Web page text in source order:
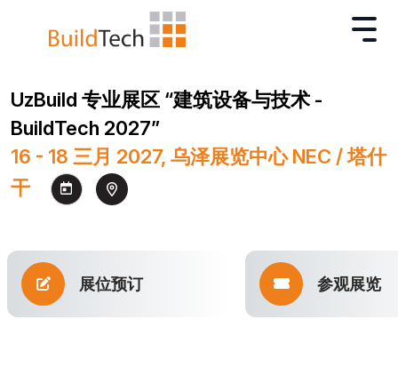
UzBuild 专业展区 “建筑设备与技术 -
BuildTech 2027”
16 - 18 三月 2027, 乌泽展览中心 NEC / 塔什
干
展位预订 参观展览